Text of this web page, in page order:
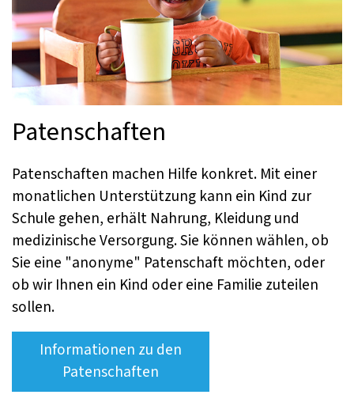
Patenschaften
Patenschaften machen Hilfe konkret. Mit einer
monatlichen Unterstützung kann ein Kind zur
Schule gehen, erhält Nahrung, Kleidung und
medizinische Versorgung. Sie können wählen, ob
Sie eine "anonyme" Patenschaft möchten, oder
ob wir Ihnen ein Kind oder eine Familie zuteilen
sollen.
Informationen zu den
Patenschaften